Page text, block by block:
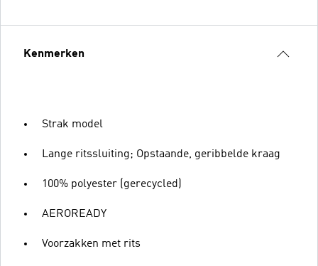
Kenmerken
Strak model
Lange ritssluiting; Opstaande, geribbelde kraag
100% polyester (gerecycled)
AEROREADY
Voorzakken met rits